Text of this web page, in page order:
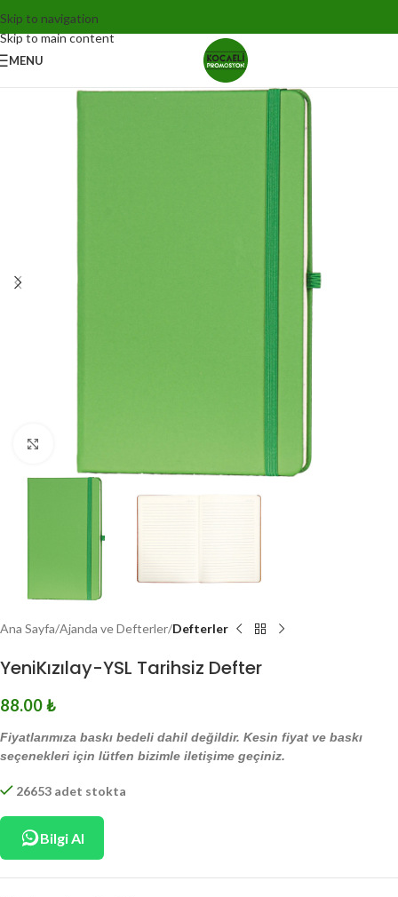
Skip to navigation
Skip to main content
MENU
Ana Sayfa Ajanda ve Defterler Defterler
YeniKızılay-YSL Tarihsiz Defter
88.00₺
Fiyatlarımıza baskı bedeli dahil değildir. Kesin fiyat ve baskı
seçenekleri için lütfen bizimle iletişime geçiniz.
26653 adet stokta
Bilgi Al